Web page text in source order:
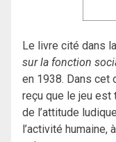
Le livre cité dans
sur la fonction
en 1938. Dans cet
reçu que le jeu est
de l’attitude
l’activité humaine,